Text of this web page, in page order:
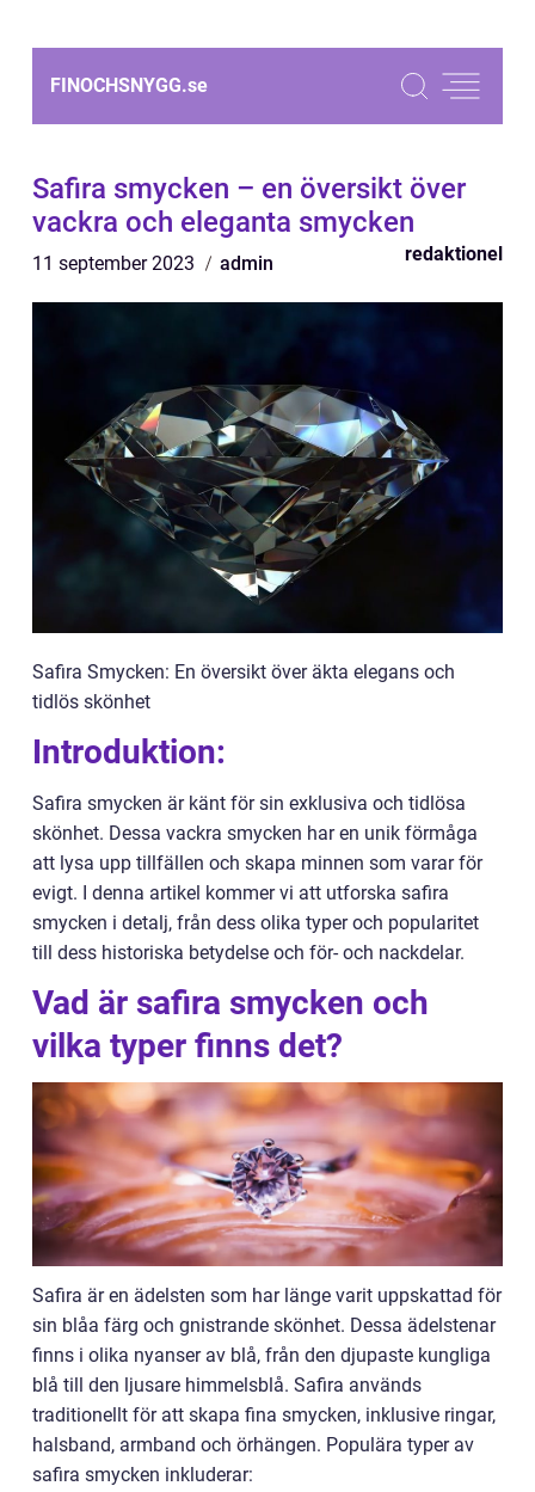
FINOCHSNYGG.se
Safira smycken – en översikt över
vackra och eleganta smycken
11 september 2023 admin redaktionel
Safira Smycken: En översikt över äkta elegans och
tidlös skönhet
Introduktion:
Safira smycken är känt för sin exklusiva och tidlösa
skönhet. Dessa vackra smycken har en unik förmåga
att lysa upp tillfällen och skapa minnen som varar för
evigt. I denna artikel kommer vi att utforska safira
smycken i detalj, från dess olika typer och popularitet
till dess historiska betydelse och för- och nackdelar.
Vad är safira smycken och
vilka typer finns det?
Safira är en ädelsten som har länge varit uppskattad för
sin blåa färg och gnistrande skönhet. Dessa ädelstenar
finns i olika nyanser av blå, från den djupaste kungliga
blå till den ljusare himmelsblå. Safira används
traditionellt för att skapa fina smycken, inklusive ringar,
halsband, armband och örhängen. Populära typer av
safira smycken inkluderar: